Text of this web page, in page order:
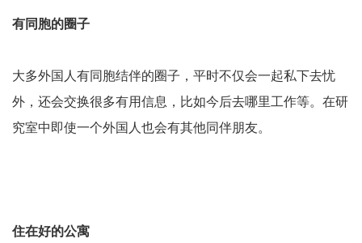
有同胞的圈子
大多外国人有同胞结伴的圈子，平时不仅会一起私下去忧
外，还会交换很多有用信息，比如今后去哪里工作等。在研
究室中即使一个外国人也会有其他同伴朋友。
住在好的公寓